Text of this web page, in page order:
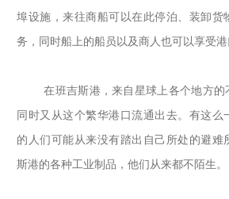
埠设施，来往商船可以在此停泊、装卸货
务，同时船上的船员以及商人也可以享受港
在班吉斯港，来自星球上各个地方的
同时又从这个繁华港口流通出去。有这么
的人们可能从来没有踏出自己所处的避难
斯港的各种工业制品，他们从来都不陌生。